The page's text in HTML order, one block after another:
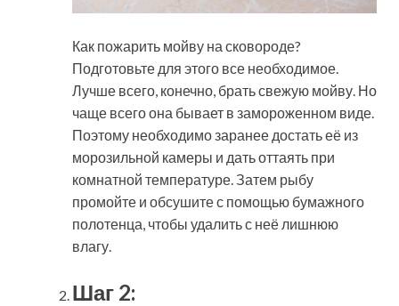
Как пожарить мойву на сковороде?
Подготовьте для этого все необходимое.
Лучше всего, конечно, брать свежую мойву. Но
чаще всего она бывает в замороженном виде.
Поэтому необходимо заранее достать её из
морозильной камеры и дать оттаять при
комнатной температуре. Затем рыбу
промойте и обсушите с помощью бумажного
полотенца, чтобы удалить с неё лишнюю
влагу.
Шаг 2: